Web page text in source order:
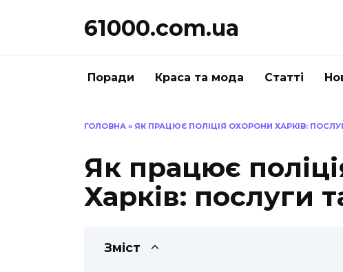
61000.com.ua
Поради Краса та мода Статті
ГОЛОВНА » ЯК ПРАЦЮЄ ПОЛІЦІЯ ОХОРОНИ ХАРКІВ:
Як працює
Харків: послуги
Зміст